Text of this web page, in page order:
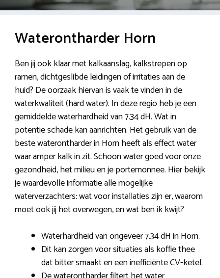
Waterontharder Horn
Ben jij ook klaar met kalkaanslag, kalkstrepen op
ramen, dichtgeslibde leidingen of irritaties aan de
huid? De oorzaak hiervan is vaak te vinden in de
waterkwaliteit (hard water). In deze regio heb je een
gemiddelde waterhardheid van 7.34 dH. Wat in
potentie schade kan aanrichten. Het gebruik van de
beste waterontharder in Horn heeft als effect water
waar amper kalk in zit. Schoon water goed voor onze
gezondheid, het milieu en je portemonnee. Hier bekijk
je waardevolle informatie alle mogelijke
waterverzachters: wat voor installaties zijn er, waarom
moet ook jij het overwegen, en wat ben ik kwijt?
Waterhardheid van ongeveer 7.34 dH in Horn.
Dit kan zorgen voor situaties als koffie thee
dat bitter smaakt en een inefficiënte CV-ketel.